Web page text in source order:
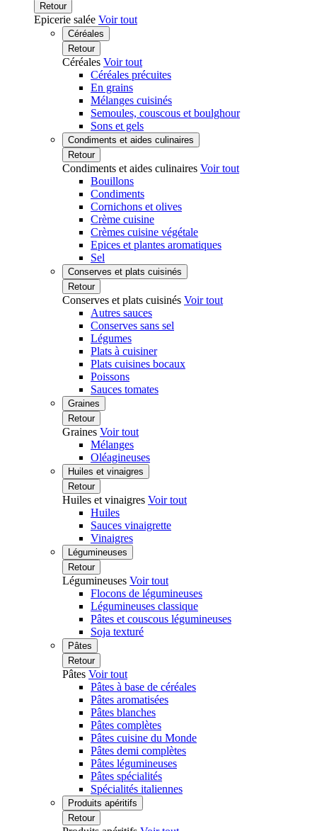
Retour
Epicerie salée Voir tout
Céréales
Retour
Céréales Voir tout
Céréales précuites
En grains
Mélanges cuisinés
Semoules, couscous et boulghour
Sons et gels
Condiments et aides culinaires
Retour
Condiments et aides culinaires Voir tout
Bouillons
Condiments
Cornichons et olives
Crème cuisine
Crèmes cuisine végétale
Epices et plantes aromatiques
Sel
Conserves et plats cuisinés
Retour
Conserves et plats cuisinés Voir tout
Autres sauces
Conserves sans sel
Légumes
Plats à cuisiner
Plats cuisines bocaux
Poissons
Sauces tomates
Graines
Retour
Graines Voir tout
Mélanges
Oléagineuses
Huiles et vinaigres
Retour
Huiles et vinaigres Voir tout
Huiles
Sauces vinaigrette
Vinaigres
Légumineuses
Retour
Légumineuses Voir tout
Flocons de légumineuses
Légumineuses classique
Pâtes et couscous légumineuses
Soja texturé
Pâtes
Retour
Pâtes Voir tout
Pâtes à base de céréales
Pâtes aromatisées
Pâtes blanches
Pâtes complètes
Pâtes cuisine du Monde
Pâtes demi complètes
Pâtes légumineuses
Pâtes spécialités
Spécialités italiennes
Produits apéritifs
Retour